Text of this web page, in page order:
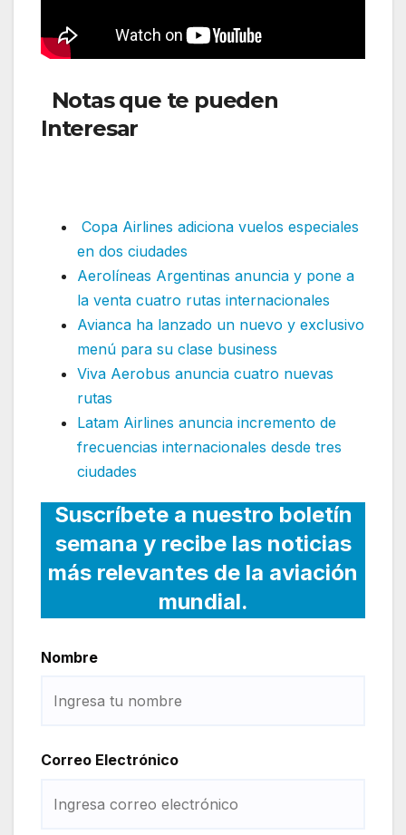
Notas que te pueden
Interesar
Copa Airlines adiciona vuelos especiales
en dos ciudades
Aerolíneas Argentinas anuncia y pone a
la venta cuatro rutas internacionales
Avianca ha lanzado un nuevo y exclusivo
menú para su clase business
Viva Aerobus anuncia cuatro nuevas
rutas
Latam Airlines anuncia incremento de
frecuencias internacionales desde tres
ciudades
Suscríbete a nuestro boletín
semana y recibe las noticias
más relevantes de la aviación
mundial.
Nombre
Correo Electrónico